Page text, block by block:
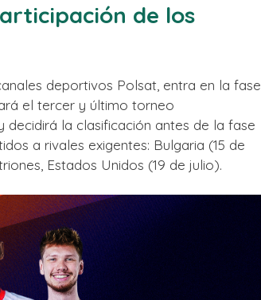
de los
deportivos Polsat, entra en la fase
el tercer y último torneo
decidirá la clasificación antes de la fase
a rivales exigentes: Bulgaria (15 de
Estados Unidos (19 de julio).